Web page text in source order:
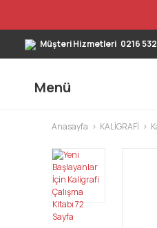
Müşteri Hizmetleri 0216
Menü
Anasayfa KALİGRAFİ